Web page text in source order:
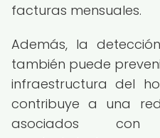
facturas mensuales.
Además, la
también puede
infraestructura del
contribuye a una
asociados